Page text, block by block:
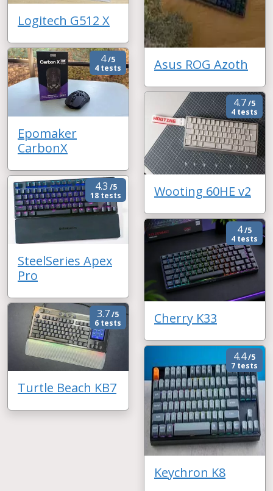
Logitech G512 X
4/5
4 tests
Epomaker
CarbonX
4.3 /5
18 tests
SteelSeries Apex
Pro
3.7/5
6 tests
Turtle Beach KB7
Asus ROG Azoth
4.7/5
4 tests
Wooting 60HE v2
4/5
4 tests
Cherry K33
4.4/5
7 tests
Keychron K8